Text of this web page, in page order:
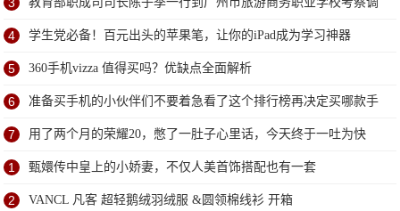
研
4 学生党必备！百元出头的苹果笔，让你的iPad成为学习神器
5 360手机vizza 值得买吗？优缺点全面解析
6 准备买手机的小伙伴们不要着急看了这个排行榜再决定买哪款手
机吧
7 用了两个月的荣耀20，憋了一肚子心里话，今天终于一吐为快
1 甄嬛传中皇上的小娇妻，不仅人美首饰搭配也有一套
2 VANCL 凡客 超轻鹅绒羽绒服 &圆领棉线衫 开箱